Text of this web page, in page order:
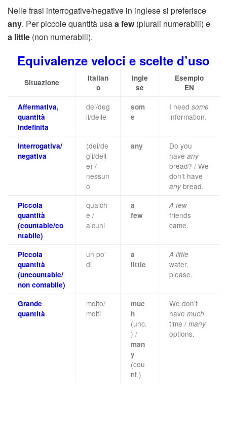
Nelle frasi interrogative/negative in inglese si preferisce
any. Per piccole quantità usaa few (plurali numerabili) e
a little (non numerabili).
Equivalenze veloci e scelte d’uso
Situazione
Italian
o
Ingle
se
Esempio
EN
Affermativa,
quantità
indefinita
dei/deg
li/delle
som
e
I need some
information.
Interrogativa/
negativa
(dei/de
gli/dell
e) /
nessun
o
any
Do you
have any
bread? / We
don’t have
any bread.
Piccola
quantità
(countable/co
ntabile)
qualch
e /
alcuni
a
few
A few
friends
came.
Piccola
quantità
(uncountable/
non contabile)
un po’
di
a
little
A little
water,
please.
Grande
quantità
molto/
molti
muc
h
(unc.
) /
man
y
(cou
nt.)
We don’t
have much
time / many
options.